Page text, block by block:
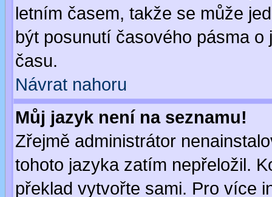
letním časem, takže se může
být posunutí časového pásma
času.
Návrat nahoru
Můj jazyk není na seznamu!
Zřejmě administrátor
tohoto jazyka zatím nepřeložil.
překlad vytvořte sami. Pro více